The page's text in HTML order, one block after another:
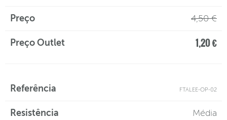
4,50 €
1,20 €
FTALEE-OP-02
Média